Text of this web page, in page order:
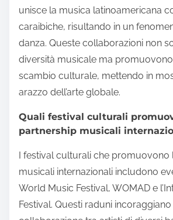
unisce la musica latinoamericana
caraibiche, risultando in un
danza. Queste collaborazioni non
diversità musicale ma
scambio culturale, mettendo in
arazzo dell’arte globale.
Quali festival culturali
partnership musicali
I festival culturali che promuovono
musicali internazionali includono
World Music Festival, WOMAD e
Festival. Questi raduni incoraggiano